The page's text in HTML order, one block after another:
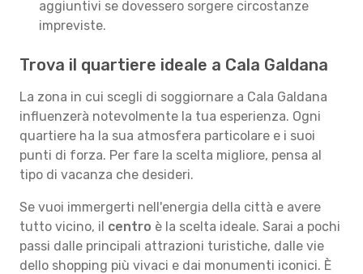
aggiuntivi se dovessero sorgere circostanze
impreviste.
Trova il quartiere ideale a Cala Galdana
La zona in cui scegli di soggiornare a Cala Galdana
influenzerà notevolmente la tua esperienza. Ogni
quartiere ha la sua atmosfera particolare e i suoi
punti di forza. Per fare la scelta migliore, pensa al
tipo di vacanza che desideri.
Se vuoi immergerti nell'energia della città e avere
tutto vicino, il centro è la scelta ideale. Sarai a pochi
passi dalle principali attrazioni turistiche, dalle vie
dello shopping più vivaci e dai monumenti iconici. È